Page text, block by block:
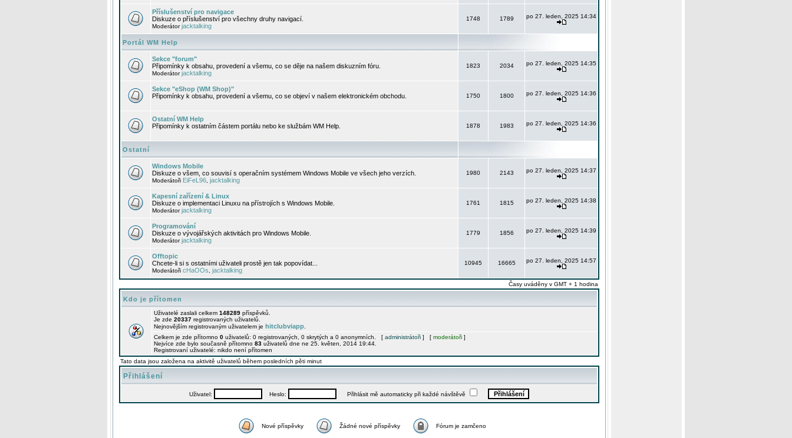
Příslušenství pro navigace
Diskuze o příslušenství pro všechny druhy navigací.
Moderátorjacktalking
1748 1789 po 27. leden, 2025 14:34
Portál WM Help
Sekce "forum"
Připomínky k obsahu, provedení a všemu, co se děje na našem diskuzním fóru.
Moderátorjacktalking
1823 2034 po 27. leden, 2025 14:35
Sekce "eShop (WM Shop)"
Připomínky k obsahu, provedení a všemu, co se objeví v našem elektronickém obchodu.
1750 1800 po 27. leden, 2025 14:36
Ostatní WM Help
Připomínky k ostatním částem portálu nebo ke službám WM Help.
1878 1983 po 27. leden, 2025 14:36
Ostatní
Windows Mobile
Diskuze o všem, co souvisí s operačním systémem Windows Mobile ve všech jeho verzích.
Moderátoři EiFeL96 jacktalking
1980 2143 po 27. leden, 2025 14:37
Kapesní zařízení & Linux
Diskuze o implementaci Linuxu na přístrojích s Windows Mobile.
Moderátorjacktalking
1761 1815 po 27. leden, 2025 14:38
Programování
Diskuze o vývojářských aktivitách pro Windows Mobile.
Moderátorjacktalking
1779 1856 po 27. leden, 2025 14:39
Offtopic
Chcete-li si s ostatními uživateli prostě jen tak popovídat...
Moderátoři cHaOOs jacktalking
10945 16665 po 27. leden, 2025 14:57
Časy uváděny v GMT + 1 hodina
Kdo je přítomen
Uživatelé zaslali celkem 148289 příspěvků.
Je zde 20337 registrovaných uživatelů.
Nejnovějším registrovaným uživatelem je hitclubviapp
Celkem je zde přítomno 0 uživatelů: 0 registrovaných, 0 skrytých a 0 anonymních. [ administrátoři ] [ moderátoři ]
Nejvíce zde bylo současně přítomno 83 uživatelů dne ne 25. květen, 2014 19:44.
Registrovaní uživatelé: nikdo není přítomen
Tato data jsou založena na aktivitě uživatelů během posledních pěti minut
Přihlášení
Uživatel: Heslo: Přihlásit mě automaticky při každé návštěvě
Nové příspěvky Žádné nové příspěvky Fórum je zamčeno